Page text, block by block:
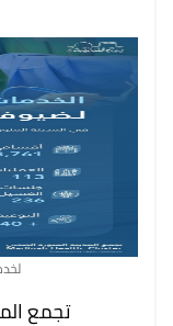
تجمع